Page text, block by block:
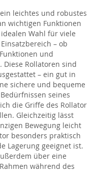
leichtes und robustes
wichtigen Funktionen
Wahl für viele
– ob
und
Rollatoren sind
– ein gut in
sichere und bequeme
seines
die Griffe des Rollator
Gleichzeitig lässt
Bewegung leicht
besonders praktisch
Lagerung geeignet ist.
über eine
während des